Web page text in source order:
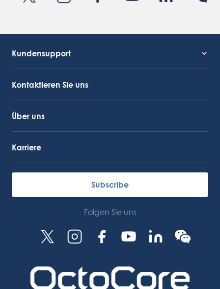
Kundensupport
Kontaktieren Sie uns
Über uns
Karriere
Subscribe
Folgen Sie uns